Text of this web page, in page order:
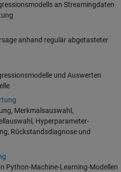
an Streamingdaten
anhand regulär abgetasteter
und Auswerten
Merkmalsauswahl,
Hyperparameter-
Rückstandsdiagnose und
Python-Machine-Learning-Modellen